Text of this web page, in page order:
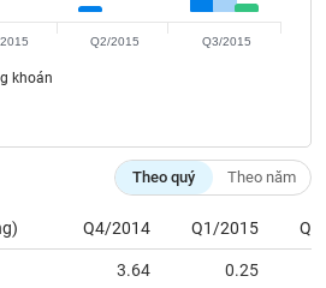
khoán
Q2/2015 Q3/2015
Theo quý Theo năm
Q4/2014 Q1/2015
3.64 0.25